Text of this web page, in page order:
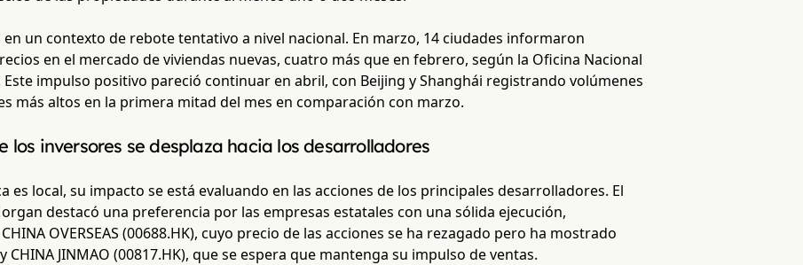
en un contexto de rebote tentativo a nivel nacional. En marzo, 14 ciudades informaron
en el mercado de viviendas nuevas, cuatro más que en febrero, según la Oficina Nacional
Este impulso positivo pareció continuar en abril, con Beijing y Shanghái registrando volúmenes
más altos en la primera mitad del mes en comparación con marzo.
los inversores se desplaza hacia los desarrolladores
es local, su impacto se está evaluando en las acciones de los principales desarrolladores. El
destacó una preferencia por las empresas estatales con una sólida ejecución,
OVERSEAS (00688.HK), cuyo precio de las acciones se ha rezagado pero ha mostrado
CHINA JINMAO (00817.HK), que se espera que mantenga su impulso de ventas.